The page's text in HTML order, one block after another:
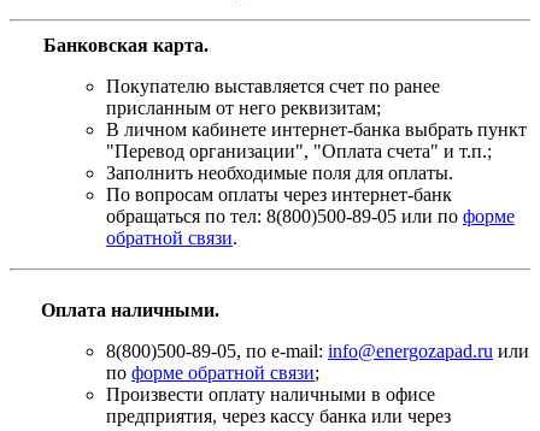
Банковская карта.
Покупателю выставляется счет по ранее
присланным от него реквизитам;
В личном кабинете интернет-банка выбрать пункт
"Перевод организации", "Оплата счета" и т.п.;
Заполнить необходимые поля для оплаты.
По вопросам оплаты через интернет-банк
обращаться по тел: 8(800)500-89-05 или по форме
обратной связи.
Оплата наличными.
8(800)500-89-05, по e-mail: info@energozapad.ru или
по форме обратной связи;
Произвести оплату наличными в офисе
предприятия, через кассу банка или через